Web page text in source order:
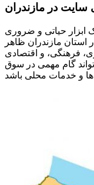
در مازندران
ابزار حیاتی و ضروری
مازندران ظاهر
فرهنگی، و اقتصادی
گام مهمی در سوق